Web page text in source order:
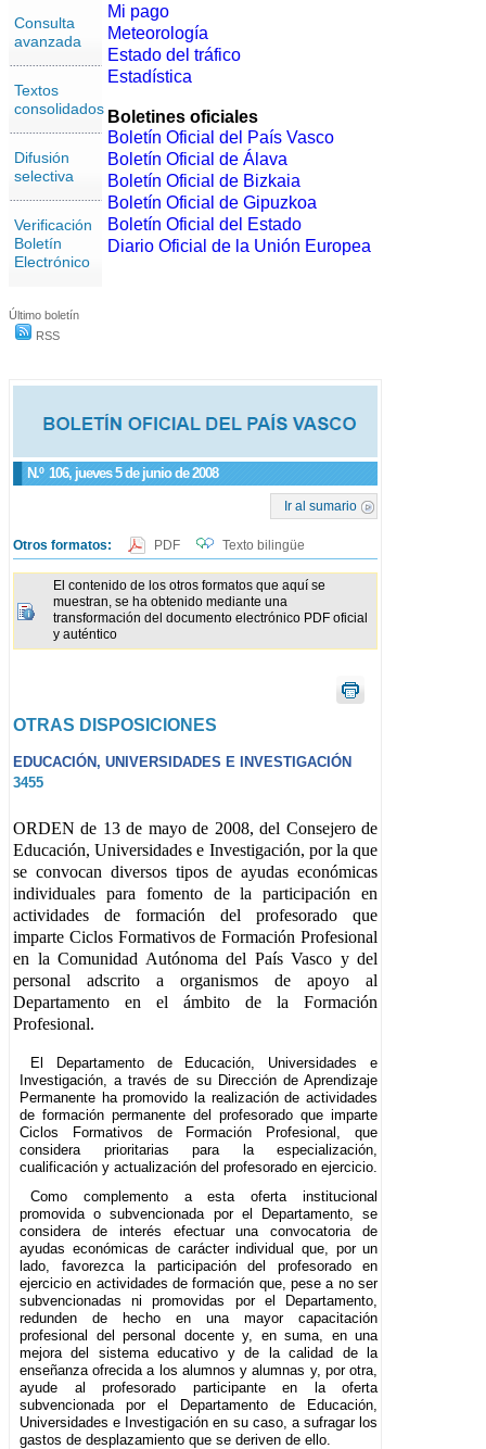
Consulta
avanzada
Textos
consolidados
Difusión
selectiva
Verificación
Boletín
Electrónico
Último boletín
RSS
N.º 106, jueves 5 de junio de 2008
Ir al sumario
Otros formatos: PDF Texto bilingüe
El contenido de los otros formatos que aquí se
muestran, se ha obtenido mediante una
transformación del documento electrónico PDF oficial
y auténtico
OTRAS DISPOSICIONES
EDUCACIÓN, UNIVERSIDADES E INVESTIGACIÓN
3455
ORDEN de 13 de mayo de 2008, del Consejero de
Educación, Universidades e Investigación, por la que
se convocan diversos tipos de ayudas económicas
individuales para fomento de la participación en
actividades de formación del profesorado que
imparte Ciclos Formativos de Formación Profesional
en la Comunidad Autónoma del País Vasco y del
personal adscrito a organismos de apoyo al
Departamento en el ámbito de la Formación
Profesional.
El Departamento de Educación, Universidades e
Investigación, a través de su Dirección de Aprendizaje
Permanente ha promovido la realización de actividades
de formación permanente del profesorado que imparte
Ciclos Formativos de Formación Profesional, que
considera prioritarias para la especialización,
cualificación y actualización del profesorado en ejercicio.
Como complemento a esta oferta institucional
promovida o subvencionada por el Departamento, se
considera de interés efectuar una convocatoria de
ayudas económicas de carácter individual que, por un
lado, favorezca la participación del profesorado en
ejercicio en actividades de formación que, pese a no ser
subvencionadas ni promovidas por el Departamento,
redunden de hecho en una mayor capacitación
profesional del personal docente y, en suma, en una
mejora del sistema educativo y de la calidad de la
enseñanza ofrecida a los alumnos y alumnas y, por otra,
ayude al profesorado participante en la oferta
subvencionada por el Departamento de Educación,
Universidades e Investigación en su caso, a sufragar los
gastos de desplazamiento que se deriven de ello.
Mi pago
Meteorología
Estado del tráfico
Estadística
Boletines oficiales
Boletín Oficial del País Vasco
Boletín Oficial de Álava
Boletín Oficial de Bizkaia
Boletín Oficial de Gipuzkoa
Boletín Oficial del Estado
Diario Oficial de la Unión Europea